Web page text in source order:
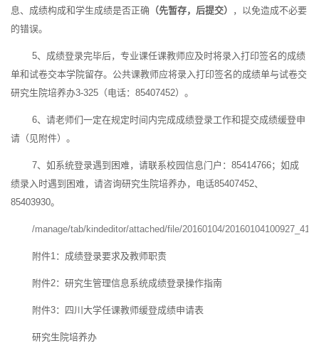
息、成绩构成和学生成绩是否正确 （先暂存，后提交）
，以免造成不必要
的错误。
5、成绩登录完毕后，专业课任课教师应及时将录入打印签名的成绩
单和试卷交本学院留存。公共课教师应将录入打印签名的成绩单与试卷交
研究生院培养办3-325（电话：85407452）。
6、请老师们一定在规定时间内完成成绩登录工作和提交成绩缓登申
请（见附件）。
7、如系统登录遇到困难，请联系校园信息门户：85414766；如成
绩录入时遇到困难，请咨询研究生院培养办，电话85407452、
85403930。
/manage/tab/kindeditor/attached/file/20160104/
附件1：成绩登录要求及教师职责
附件2：研究生管理信息系统成绩登录操作指南
附件3：四川大学任课教师缓登成绩申请表
研究生院培养办